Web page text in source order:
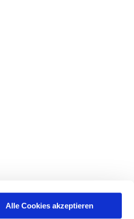
Alle Cookies akzeptieren